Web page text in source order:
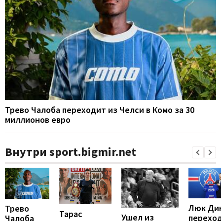
Трево Чалоба переходит из Челси в Комо за 30
миллионов евро
Внутри sport.bigmir.net
Трево
Чалоба
Тарас
Ушел из
Люк